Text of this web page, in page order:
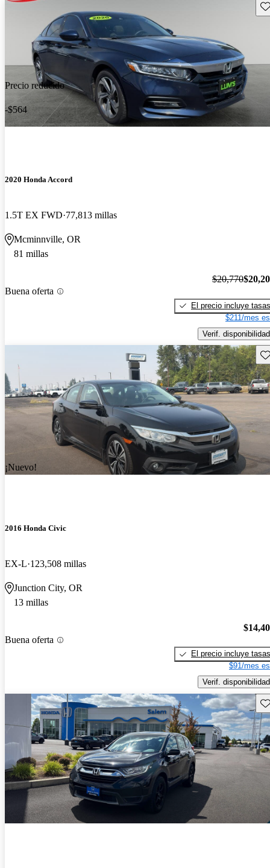
Precio reducido
-$564
2020 Honda Accord
1.5T EX FWD 77,813 millas
Mcminnville, OR
81 millas
Buena oferta
$20,770
El precio incluye tasas
$211/mes
Verif. disponibilidad
¡Nuevo!
2016 Honda Civic
EX-L 123,508 millas
Junction City, OR
13 millas
Buena oferta
El precio incluye tasas
$91/mes
Verif. disponibilidad